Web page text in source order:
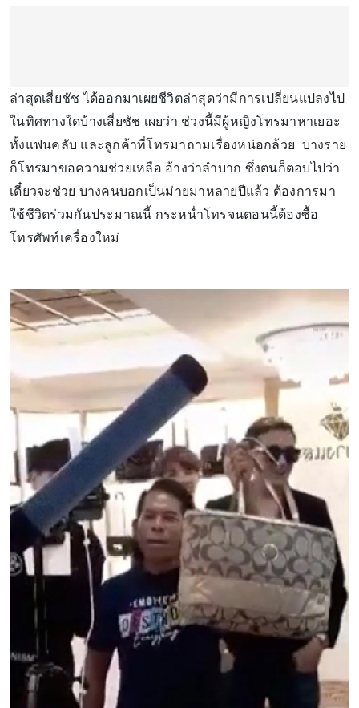
ล่าสุดเสี่ยชัช ได้ออกมาเผยชีวิตล่าสุดว่ามีการเปลี่ยนแปลงไป
ในทิศทางใดบ้างเสี่ยชัช เผยว่า ช่วงนี้มีผู้หญิงโทรมาหาเยอะ
ทั้งแฟนคลับ และลูกค้าที่โทรมาถามเรื่องหน่อกล้วย บางราย
ก็โทรมาขอความช่วยเหลือ อ้างว่าลำบาก ซึ่งตนก็ตอบไปว่า
เดี๋ยวจะช่วย บางคนบอกเป็นม่ายมาหลายปีแล้ว ต้องการมา
ใช้ชีวิตร่วมกันประมาณนี้ กระหน่ำโทรจนตอนนี้ต้องซื้อ
โทรศัพท์เครื่องใหม่